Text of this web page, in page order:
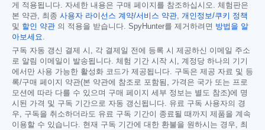
게 적용됩니다. 자세한 내용은 구매 페이지를 참조하십시오. 체험판은
본 약관, 최종 사용자 라이선스 계약/서비스 약관, 개인정보/쿠키 정책
및 할인 약관 의 적용을 받습니다. SpyHunter를 제거하려면 방법을 알
아보세요.
구독 자동 갱신 결제 시, 각 결제일 전에 등록 시 제공하신 이메일 주소
로 알림 이메일이 발송됩니다. 체험 기간 시작 시, 계정당 하나의 기기
에서만 사용 가능한 활성화 코드가 제공됩니다. 구독은 제공 자료 및 등
록/구매 페이지 약관(본 약관에 참조로 포함됨, 가격은 국가 또는 프로
모션에 따라 다를 수 있으며 구매 페이지 세부 정보는 별도 참조)에 명
시된 가격 및 구독 기간으로 자동 갱신됩니다. 유료 구독 사용자의 경
우, 구독을 취소하더라도 유료 구독 기간이 종료될 때까지 제품을 계속
이용할 수 있습니다. 현재 구독 기간에 대한 환불을 원하시는 경우, 최